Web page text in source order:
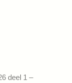
deel 1 –